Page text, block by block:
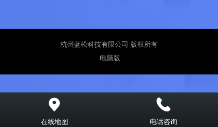
杭州蓝松科技有限公司 版权所有
电脑版
在线地图 电话咨询